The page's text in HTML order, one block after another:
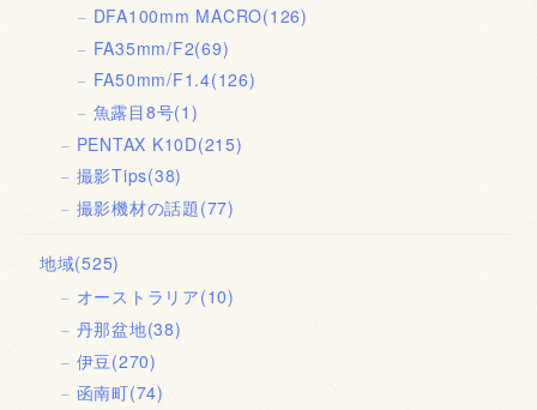
DFA100mm MACRO(126)
FA35mm/F2(69)
FA50mm/F1.4(126)
魚露目8号(1)
PENTAX K10D(215)
撮影Tips(38)
撮影機材の話題 (77)
地域(525)
オーストラリア(10)
丹那盆地(38)
伊豆(270)
函南町(74)